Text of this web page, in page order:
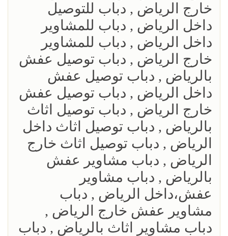
خارج الرياض , دباب للتوصيل
داخل الرياض , دباب للمشاوير
داخل الرياض , دباب للمشاوير
خارج الرياض , دباب توصيل عفش
بالرياض , دباب توصيل عفش
داخل الرياض , دباب توصيل عفش
خارج الرياض , دباب توصيل اثاث
بالرياض , دباب توصيل اثاث داخل
الرياض , دباب توصيل اثاث خارج
الرياض , دباب مشاوير عفش
بالرياض , دباب مشاوير
عفش،داخل الرياض , دباب
مشاوير عفش خارج الرياض ,
دباب مشاوير اثاث بالرياض , دباب